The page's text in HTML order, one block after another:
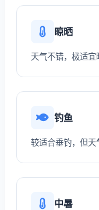
晾晒
天气不错，极适宜
钓鱼
较适合垂钓，但天
中暑